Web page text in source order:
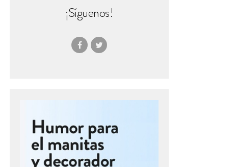
¡Síguenos!